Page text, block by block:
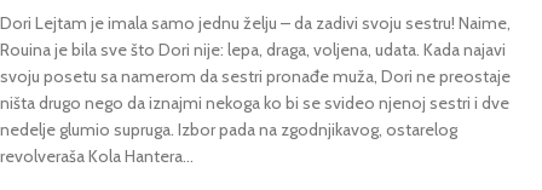
Dori Lejtam je imala samo jednu želju – da zadivi svoju sestru! Naime,
Rouina je bila sve što Dori nije: lepa, draga, voljena, udata. Kada najavi
svoju posetu sa namerom da sestri pronađe muža, Dori ne preostaje
ništa drugo nego da iznajmi nekoga ko bi se svideo njenoj sestri i dve
nedelje glumio supruga. Izbor pada na zgodnjikavog, ostarelog
revolveraša Kola Hantera…